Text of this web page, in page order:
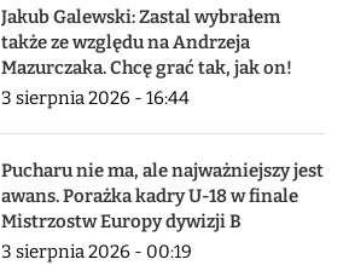
Jakub Galewski: Zastal wybrałem
także ze względu na Andrzeja
Mazurczaka. Chcę grać tak, jak on!
3 sierpnia 2026 - 16:44
Pucharu nie ma, ale najważniejszy jest
awans. Porażka kadry U-18 w finale
Mistrzostw Europy dywizji B
3 sierpnia 2026 - 00:19